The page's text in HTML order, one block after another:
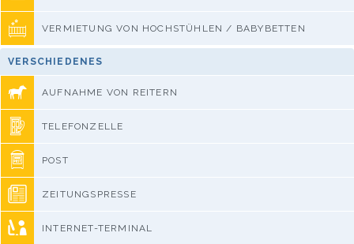
VERMIETUNG VON HOCHSTÜHLEN / BABYBETTEN
VERSCHIEDENES
AUFNAHME VON REITERN
TELEFONZELLE
POST
ZEITUNGSPRESSE
INTERNET-TERMINAL